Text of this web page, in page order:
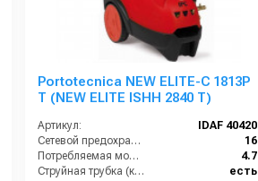
Portotecnica NEW ELITE-C 1813P
T (NEW ELITE ISHH 2840 T)
Артикул:
IDAF 40420
Сетевой предохранитель (А):
16
Потребляемая мощность (Вт):
4.7
Струйная трубка (копьё):
есть